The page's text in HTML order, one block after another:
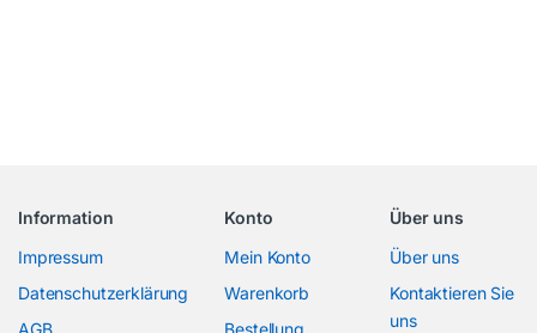
Information
Impressum
Datenschutzerklärung
Konto
Mein Konto
Warenkorb
Über uns
Über uns
Kontaktieren Sie
uns